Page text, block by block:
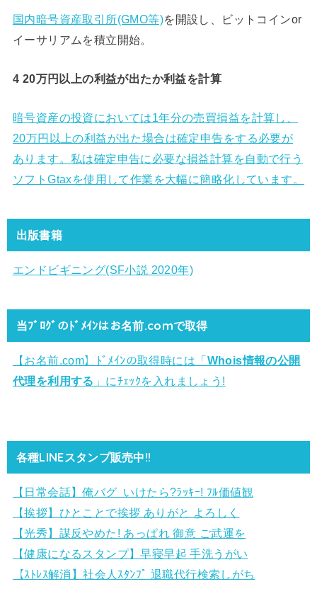
国内暗号資産取引所(GMO等)を開設し、ビットコインor
イーサリアムを積立開始。
4 20万円以上の利益が出たか利益を計算
暗号資産の投資においては1年分の売買損益を計算し、
20万円以上の利益が出た場合は確定申告をする必要が
あります。私は確定申告に必要な損益計算を自動で行う
ソフトGtaxを使用して作業を大幅に簡略化しています。
出版書籍
エンドビギニング(SF小説 2020年)
当ﾌﾞﾛｸﾞのﾄﾞﾒｲﾝはお名前.comで取得
【お名前.com】ﾄﾞﾒｲﾝの取得時には「Whois情報の公開
代理を利用する 」にﾁｪｯｸを入れましょう!
各種LINEスタンプ販売中!!
【日常会話】俺バグ いけたら?ﾗｯｷｰ! ﾌﾙ価値観
【挨拶】ひとことで挨拶 ありがと よろしく
【光秀】謀反やめた! あっぱれ 御意 ご武運を
【健康になるスタンプ】早寝早起 手洗うがい
【ｽﾄﾚｽ解消】社会人ｽﾀﾝﾌﾟ 退職代行検索しがち